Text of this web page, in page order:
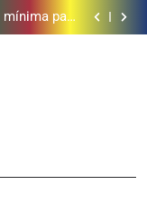
o BPC
fotografia e
em Xerém
Fluminense
para
o BPC
fotografia e
em Xerém
Em Destaque!